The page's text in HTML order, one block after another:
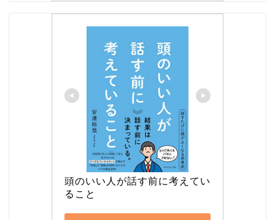
頭のいい人が話す前に考えてい
ること